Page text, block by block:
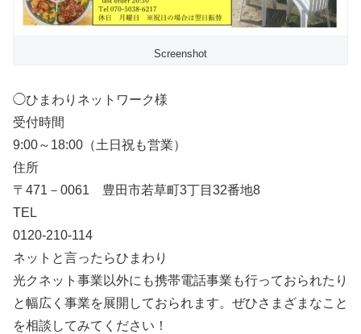
Screenshot
◯ひまわりネットワーク様
受付時間
9:00～18:00（土日祝も営業）
住所
〒471－0061 豊田市若草町3丁目32番地8
TEL
0120-210-114
ネットと言ったらひまわり
光クネット事業以外にも携帯電話事業も行っておられたり
と幅広く事業を展開しておられます。ぜひさまざまなこと
を相談してみてください！